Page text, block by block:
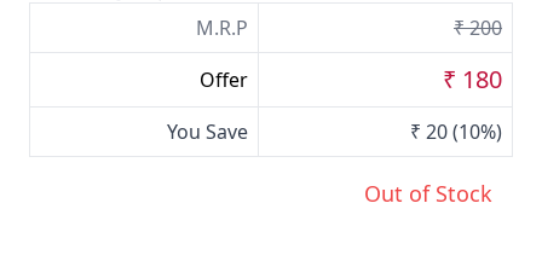
M.R.P
₹ 200
Offer
₹ 180
You Save ₹ 20(10%)
Out of Stock